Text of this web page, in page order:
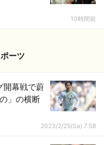
10時間前
ーツ
開幕戦で蔚
」の横断
2023/2/25(Sa) 7:58